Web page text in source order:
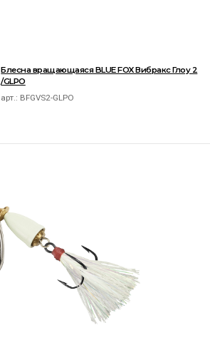
Блесна вращающаяся BLUE FOX Вибракс Глоу 2
/GLPO
арт.: BFGVS2-GLPO